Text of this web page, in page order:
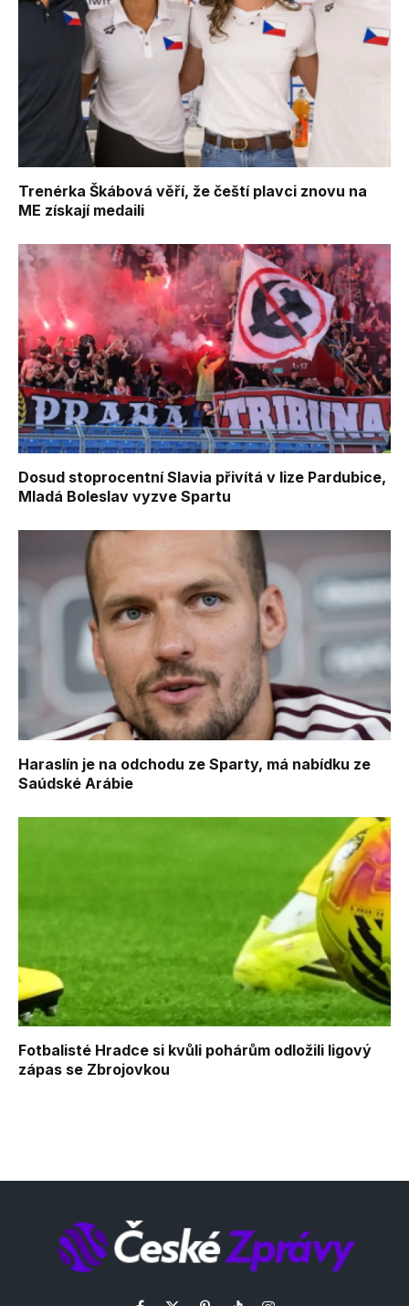
Trenérka Škábová věří, že čeští plavci znovu na
ME získají medaili
Dosud stoprocentní Slavia přivítá v lize Pardubice,
Mladá Boleslav vyzve Spartu
Haraslín je na odchodu ze Sparty, má nabídku ze
Saúdské Arábie
Fotbalisté Hradce si kvůli pohárům odložili ligový
zápas se Zbrojovkou